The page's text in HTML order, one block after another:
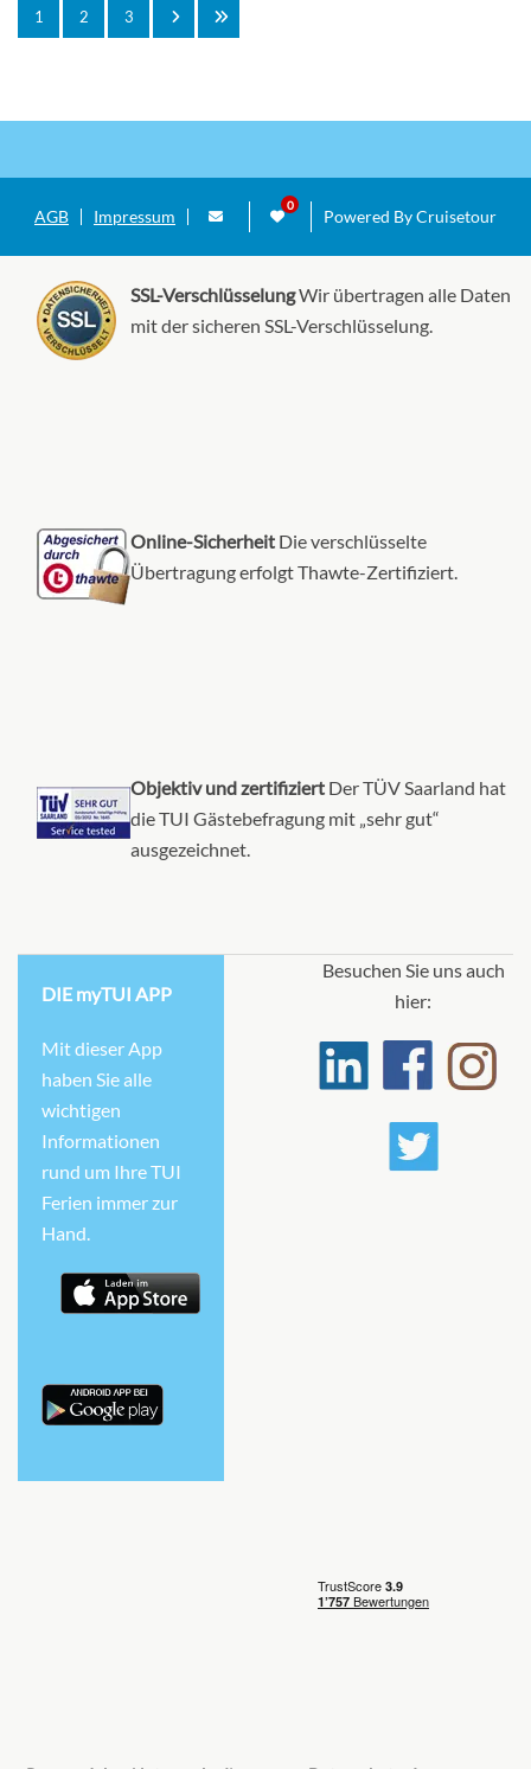
Deck 17
Villa Suite mit vier Schlafzimmern-[VS]
Deck 12
Suite
Suite
Balkonkabine
Kabine mit Meerblick für vier garantiert-
[XQ]
Balkonkabine
Kabine mit Meerblick
Meerblickkabine für 4 garantiert-[YQ]
1 2 3
AGB Impressum Powered By Cruisetour
SSL-VerschlüsselungWir übertragen alle Daten
mit der sicheren SSL-Verschlüsselung.
Online-Sicherheit Die verschlüsselte
Übertragung erfolgt Thawte-Zertifiziert.
Objektiv und zertifiziert Der TÜV Saarland hat
die TUI Gästebefragung mit „sehr gut“
ausgezeichnet.
DIE myTUI APP
Mit dieser App
haben Sie alle
wichtigen
Informationen
rund um Ihre TUI
Ferien immer zur
Hand.
Besuchen Sie uns auch
hier: